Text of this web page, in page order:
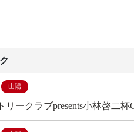
山陽
リークラブpresents小林啓二